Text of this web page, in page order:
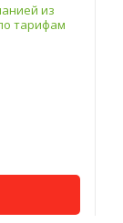
из
тарифам